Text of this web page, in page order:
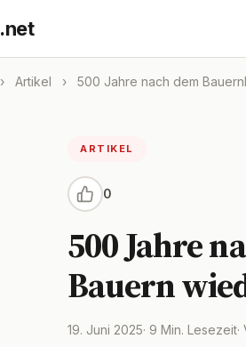
.net
› Artikel › 500 Jahre nach dem
ARTIKEL
0
500 Jahre
Bauern
19. Juni 2025· 9 Min. Lesezeit